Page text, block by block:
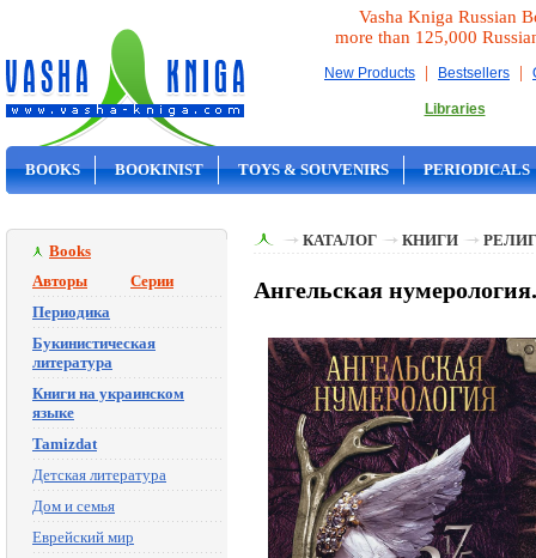
Vasha Kniga Russian
more than 125,000
New Products | Bestsellers |
Libraries
BOOKS BOOKINIST TOYS & SOUVENIRS PERIODICALS
Books
Авторы
Серии
Периодика
Букинистическая
литература
Книги на украинском
языке
Tamizdat
Детская литература
Дом и семья
Еврейский мир
КАТАЛОГ КНИГИ
Ангельская